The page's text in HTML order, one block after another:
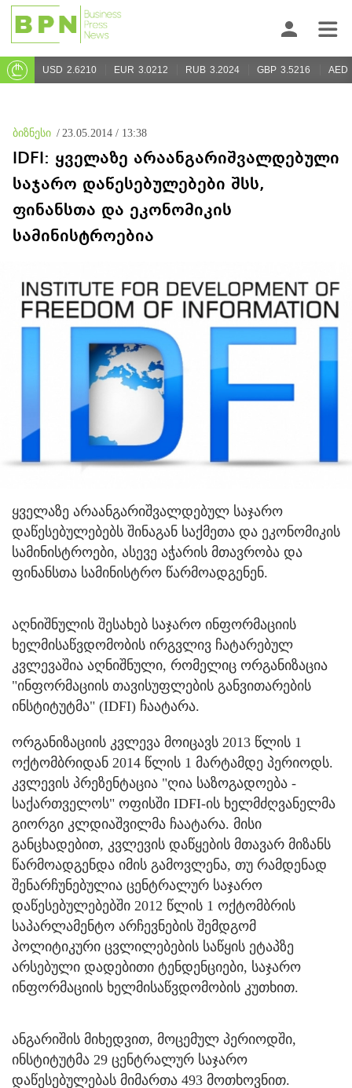
USD 2.6210 EUR 3.0212 RUB 3.2024 GBP 3.5216 AED
ბიზნესი / 23.05.2014 / 13:38
IDFI: ყველაზე არაანგარიშვალდებული
საჯარო დაწესებულებები შსს,
ფინანსთა და ეკონომიკის
სამინისტროებია
ყველაზე არაანგარიშვალდებულ საჯარო
დაწესებულებებს შინაგან საქმეთა და ეკონომიკის
სამინისტროები, ასევე აჭარის მთავრობა და
ფინანსთა სამინისტრო წარმოადგენენ.
აღნიშნულის შესახებ საჯარო ინფორმაციის
ხელმისაწვდომობის ირგვლივ ჩატარებულ
კვლევაშია აღნიშნული, რომელიც ორგანიზაცია
"ინფორმაციის თავისუფლების განვითარების
ინსტიტუტმა" (IDFI) ჩაატარა.
ორგანიზაციის კვლევა მოიცავს 2013 წლის 1
ოქტომბრიდან 2014 წლის 1 მარტამდე პერიოდს.
კვლევის პრეზენტაცია "ღია საზოგადოება -
საქართველოს" ოფისში IDFI-ის ხელმძღვანელმა
გიორგი კლდიაშვილმა ჩაატარა. მისი
განცხადებით, კვლევის დაწყების მთავარ მიზანს
წარმოადგენდა იმის გამოვლენა, თუ რამდენად
შენარჩუნებულია ცენტრალურ საჯარო
დაწესებულებებში 2012 წლის 1 ოქტომბრის
საპარლამენტო არჩევნების შემდგომ
პოლიტიკური ცვლილებების საწყის ეტაპზე
არსებული დადებითი ტენდენციები, საჯარო
ინფორმაციის ხელმისაწვდომობის კუთხით.
ანგარიშის მიხედვით, მოცემულ პერიოდში,
ინსტიტუტმა 29 ცენტრალურ საჯარო
დაწესებულებას მიმართა 493 მოთხოვნით.